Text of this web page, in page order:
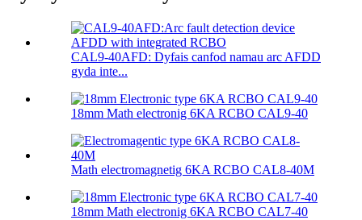
CAL9-40AFD: Dyfais canfod namau arc AFDD
gyda inte...
18mm Math electronig 6KA RCBO CAL9-40
Math electromagnetig 6KA RCBO CAL8-40M
18mm Math electronig 6KA RCBO CAL7-40